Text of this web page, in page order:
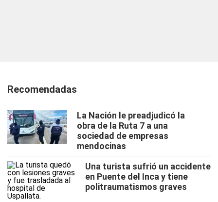
Recomendadas
La Nación le preadjudicó la
obra de la Ruta 7 a una
sociedad de empresas
mendocinas
Una turista sufrió un accidente
en Puente del Inca y tiene
politraumatismos graves